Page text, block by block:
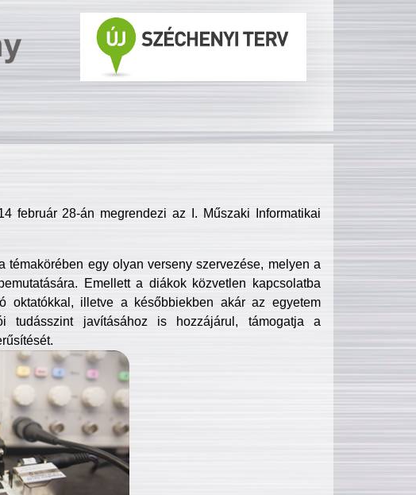
február 28-án megrendezi az I. Műszaki Informatikai
témakörében egy olyan verseny szervezése, melyen a
Emellett a diákok közvetlen kapcsolatba
oktatókkal, illetve a későbbiekben akár az egyetem
tudásszint javításához is hozzájárul, támogatja a